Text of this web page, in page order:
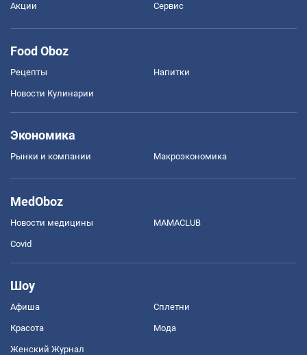
Акции Сервис
Food Oboz
Рецепты Напитки
Новости Кулинарии
Экономика
Рынки и компании Mакроэкономика
MedOboz
Новости медицины MAMACLUB
Covid
Шоу
Афиша Сплетни
Красота Мода
Женский Журнал